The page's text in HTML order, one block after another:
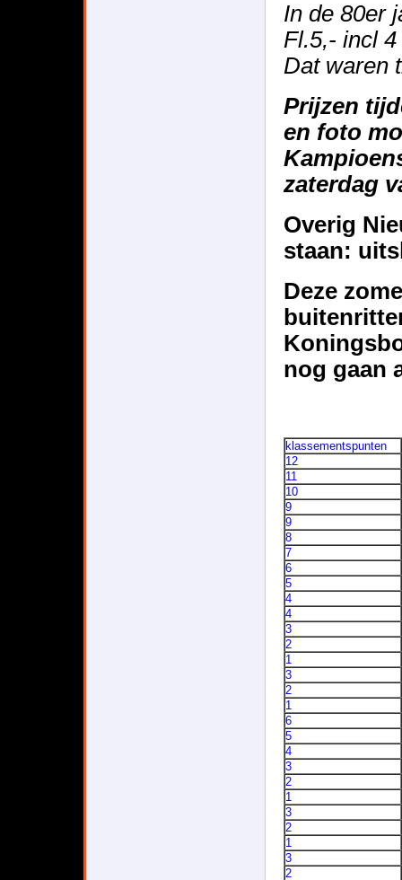
In de 80er
Fl.5,- incl
Dat waren
Prijzen
en foto
zaterdag
Overig
staan:
Deze
nog gaan
klassementspunten
12
11
10
9
9
8
7
6
5
4
4
3
2
1
3
2
1
6
5
4
3
2
1
3
2
1
3
2